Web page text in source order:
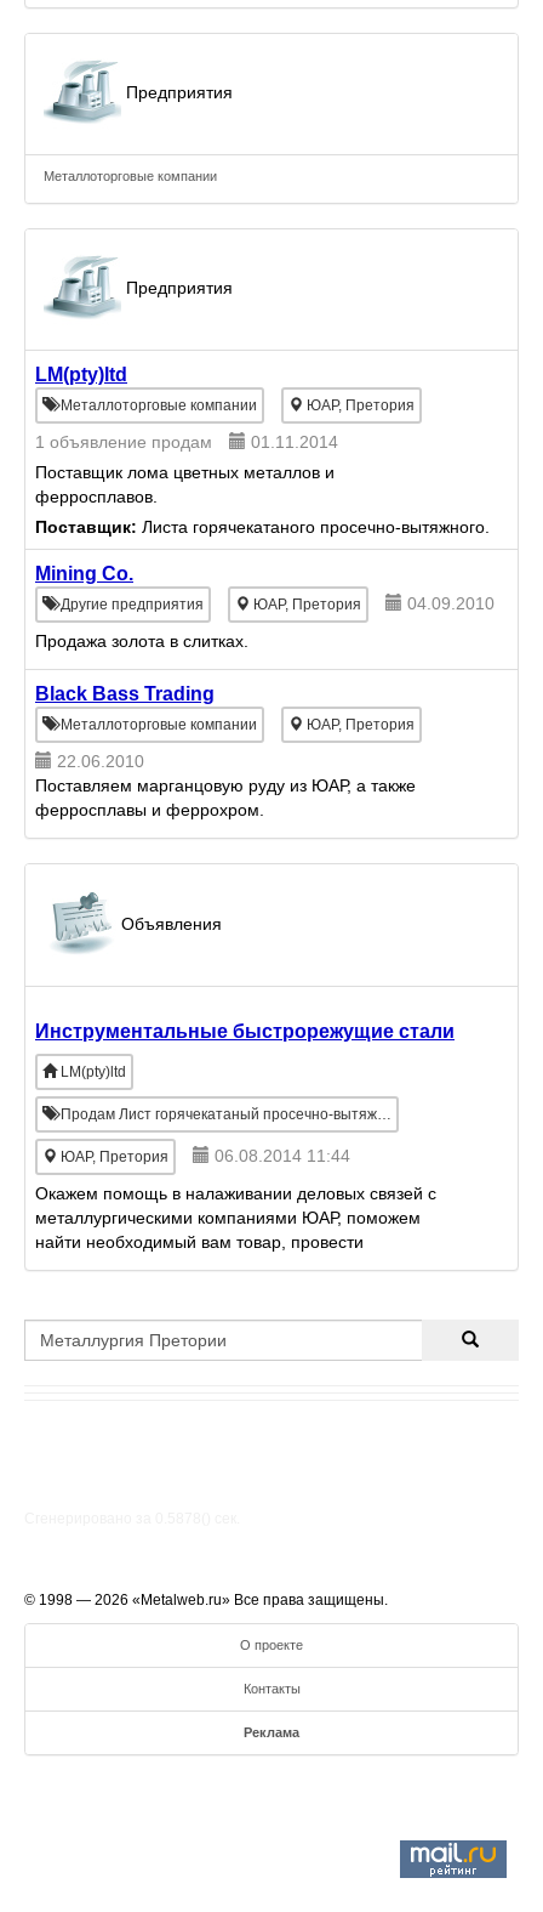
Предприятия
Металлоторговые компании
Предприятия
LM(pty)ltd
Металлоторговые компании ЮАР, Претория
1 объявление продам
01.11.2014
Поставщик лома цветных металлов и
ферросплавов.
Поставщик: Листа горячекатаного просечно-вытяжного.
Mining Co.
Другие предприятия ЮАР, Претория
04.09.2010
Продажа золота в слитках.
Black Bass Trading
Металлоторговые компании ЮАР, Претория
22.06.2010
Поставляем марганцовую руду из ЮАР, а также
ферросплавы и феррохром.
Объявления
Инструментальные быстрорежущие стали
LM(pty)ltd
Продам Лист горячекатаный просечно-вытяжной
ЮАР, Претория
06.08.2014 11:44
Окажем помощь в налаживании деловых связей с
металлургическими компаниями ЮАР, поможем
найти необходимый вам товар, провести
переговоры для подписания контракта или разовой
© 1998 — 2026 «Metalweb.ru» Все права защищены.
О проекте
Контакты
Реклама